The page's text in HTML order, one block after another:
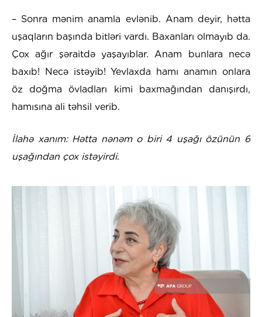
– Sonra mənim anamla evlənib. Anam deyir, hətta
uşaqların başında bitləri vardı. Baxanları olmayıb da.
Çox ağır şəraitdə yaşayıblar. Anam bunlara necə
baxıb! Necə istəyib! Yevlaxda hamı anamın onlara
öz doğma övladları kimi baxmağından danışırdı,
hamısına ali təhsil verib.
İlahə xanım: Hətta nənəm o biri 4 uşağı özünün 6
uşağından çox istəyirdi.